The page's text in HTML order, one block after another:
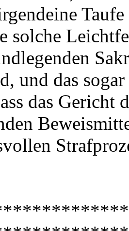
solche
und das
das Gericht